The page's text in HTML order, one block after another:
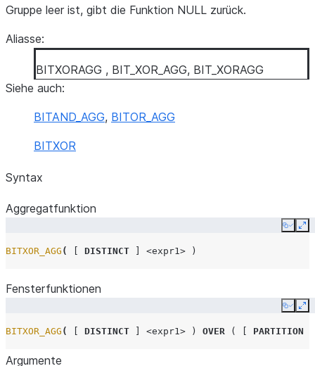
Gruppe leer ist, gibt die Funktion NULL zurück.
Aliasse:
BITXORAGG , BIT_XOR_AGG, BIT_XORAGG
Siehe auch:
BITAND_AGG, BITOR_AGG
BITXOR
Syntax
Aggregatfunktion
Copy
BITXOR_AGG ( DISTINCT <expr1> )
Fensterfunktionen
Copy
BITXOR_AGG ( DISTINCT <expr1> ) OVER ( PARTITION
Argumente